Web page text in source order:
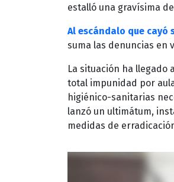
estalló una gravísima
Al escándalo que cayó
suma las denuncias en
La situación ha llegado
total impunidad por
higiénico-sanitarias
lanzó un ultimátum,
medidas de